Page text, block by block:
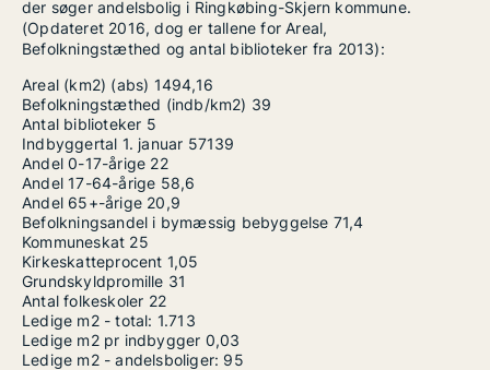
der søger andelsbolig i Ringkøbing-Skjern kommune.
(Opdateret 2016, dog er tallene for Areal,
Befolkningstæthed og antal biblioteker fra 2013):
Areal (km2) (abs) 1494,16
Befolkningstæthed (indb/km2) 39
Antal biblioteker 5
Indbyggertal 1. januar 57139
Andel 0-17-årige 22
Andel 17-64-årige 58,6
Andel 65+-årige 20,9
Befolkningsandel i bymæssig bebyggelse 71,4
Kommuneskat 25
Kirkeskatteprocent 1,05
Grundskyldpromille 31
Antal folkeskoler 22
Ledige m2 - total: 1.713
Ledige m2 pr indbygger 0,03
Ledige m2 - andelsboliger: 95